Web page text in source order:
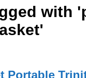
with '
'
Portable